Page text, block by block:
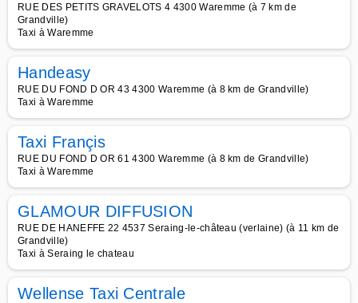
RUE DES PETITS GRAVELOTS 4 4300 Waremme (à 7 km de
Grandville)
Taxi à Waremme
Handeasy
RUE DU FOND D OR 43 4300 Waremme (à 8 km de Grandville)
Taxi à Waremme
Taxi Françis
RUE DU FOND D OR 61 4300 Waremme (à 8 km de Grandville)
Taxi à Waremme
GLAMOUR DIFFUSION
RUE DE HANEFFE 22 4537 Seraing-le-château (verlaine) (à 11 km de
Grandville)
Taxi à Seraing le chateau
Wellense Taxi Centrale